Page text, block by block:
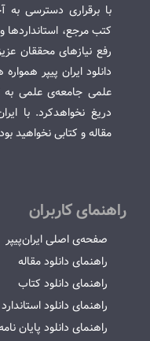
با برقراری دسترسی به
کتب مرجع،
رفع نیازهای محققان
دانلود ایران پیپر
علمی جامعه‌ی علمی به
دریغ نخواهدکرد. با
مقاله و کتابی نخواهید
راهنمای کاربران
صفحه‌ی اصلی ایران‌پیپر
راهنمای دانلود مقاله
راهنمای دانلود کتاب
راهنمای دانلود استاندارد
راهنمای دانلود پایان